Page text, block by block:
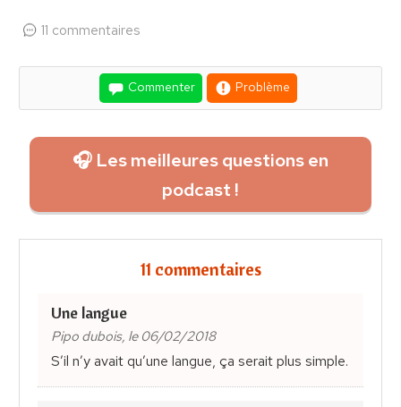
11 commentaires
Commenter Problème
🎧 Les meilleures questions en
podcast !
11 commentaires
Une langue
Pipo dubois, le 06/02/2018
S’il n’y avait qu’une langue, ça serait plus simple.